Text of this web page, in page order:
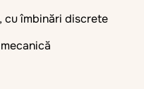
cu îmbinări discrete